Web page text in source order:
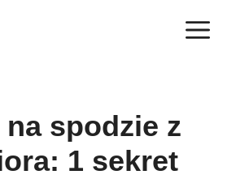
na spodzie z
1 sekret